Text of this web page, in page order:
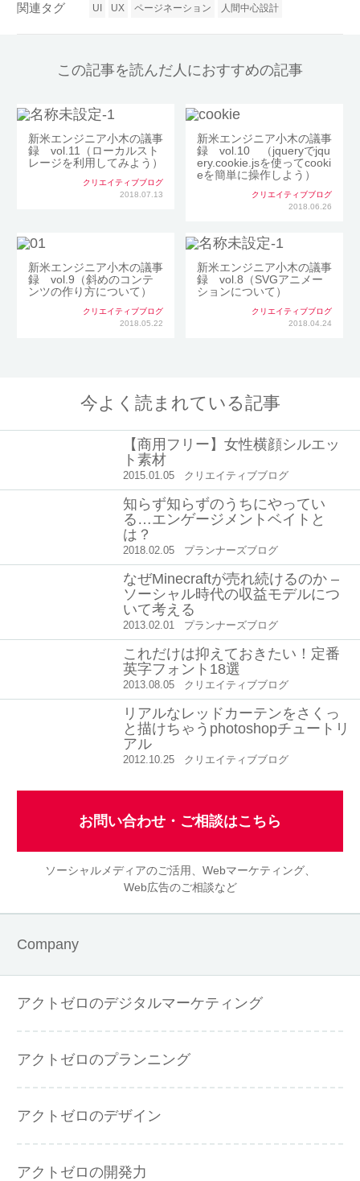
関連タグ UI UX ページネーション 人間中心設計
この記事を読んだ人におすすめの記事
新米エンジニア小木の議事
録 vol.11（ローカルスト
レージを利用してみよう）
クリエイティブブログ
2018.07.13
新米エンジニア小木の議事
録 vol.10 （jqueryでjqu
ery.cookie.jsを使ってcooki
eを簡単に操作しよう）
クリエイティブブログ
2018.06.26
新米エンジニア小木の議事
録 vol.9（斜めのコンテ
ンツの作り方について）
クリエイティブブログ
2018.05.22
新米エンジニア小木の議事
録 vol.8（SVGアニメー
ションについて）
クリエイティブブログ
2018.04.24
今よく読まれている記事
【商用フリー】女性横顔シルエッ
ト素材
2015.01.05 クリエイティブブログ
知らず知らずのうちにやってい
る…エンゲージメントベイトと
は？
2018.02.05 プランナーズブログ
なぜMinecraftが売れ続けるのか –
ソーシャル時代の収益モデルにつ
いて考える
2013.02.01 プランナーズブログ
これだけは抑えておきたい！定番
英字フォント18選
2013.08.05 クリエイティブブログ
リアルなレッドカーテンをさくっ
と描けちゃうphotoshopチュートリ
アル
2012.10.25 クリエイティブブログ
お問い合わせ・ご相談はこちら
ソーシャルメディアのご活用、Webマーケティング、
Web広告のご相談など
Company
アクトゼロのデジタルマーケティング
アクトゼロのプランニング
アクトゼロのデザイン
アクトゼロの開発力